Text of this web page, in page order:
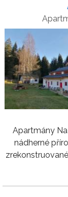
Apartmány
nádherné